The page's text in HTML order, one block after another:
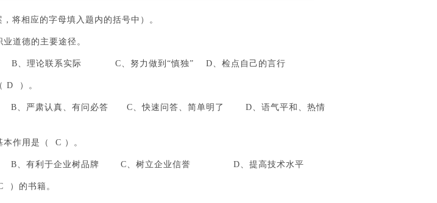
相应的字母填入题内的括号中）。
道德的主要途径。
、理论联系实际 C、努力做到“慎独” D、检点自己的言行
D ）。
严肃认真、有问必答 C、快速问答、简单明了 D、语气平和、热情
作用是（ C ）。
B、有利于企业树品牌 C、树立企业信誉 D、提高技术水平
）的书籍。